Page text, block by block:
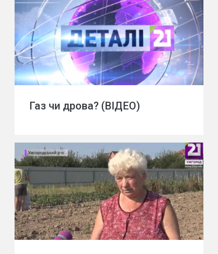
Газ чи дрова? (ВІДЕО)